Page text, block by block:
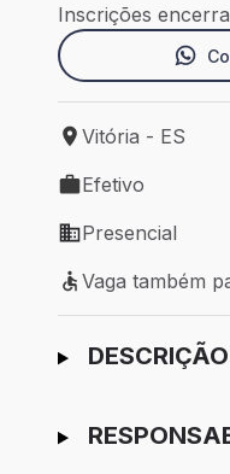
Inscrições
Local de trabalho:
Vitória - ES
Tipo de vaga:
Efetivo
Modelo de
Presencial
Vaga também para
Vaga também
Ir para candidatura